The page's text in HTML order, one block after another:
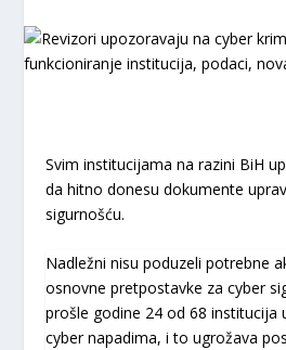
Svim institucijama na razini BiH
da hitno donesu dokumente
sigurnošću.
Nadležni nisu poduzeli potrebne
osnovne pretpostavke za cyber
prošle godine 24 od 68 institucija
cyber napadima, i to ugrožava